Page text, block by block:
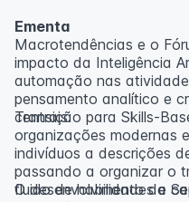
Ementa
Macrotendências e o
impacto da Inteligência
automação nas
pensamento analítico e
centrais.
Transição para Skills-
organizações modernas
indivíduos a descrições
passando a organizar o
fluido de habilidades e
O desenvolvimento da